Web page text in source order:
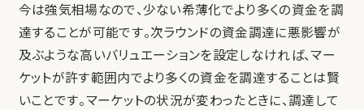
今は強気相場なので、少ない希薄化でより多くの資金を調
達することが可能です。次ラウンドの資金調達に悪影響が
及ぶような高いバリュエーションを設定しなければ、マー
ケットが許す範囲内でより多くの資金を調達することは賢
いことです。マーケットの状況が変わったときに、調達して